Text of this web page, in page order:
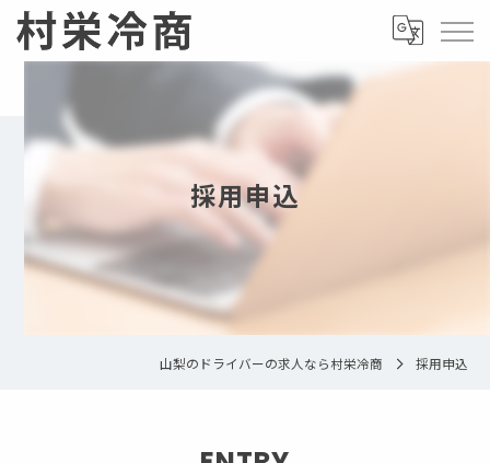
採用申込
山梨のドライバーの求人なら村栄冷商 採用申込